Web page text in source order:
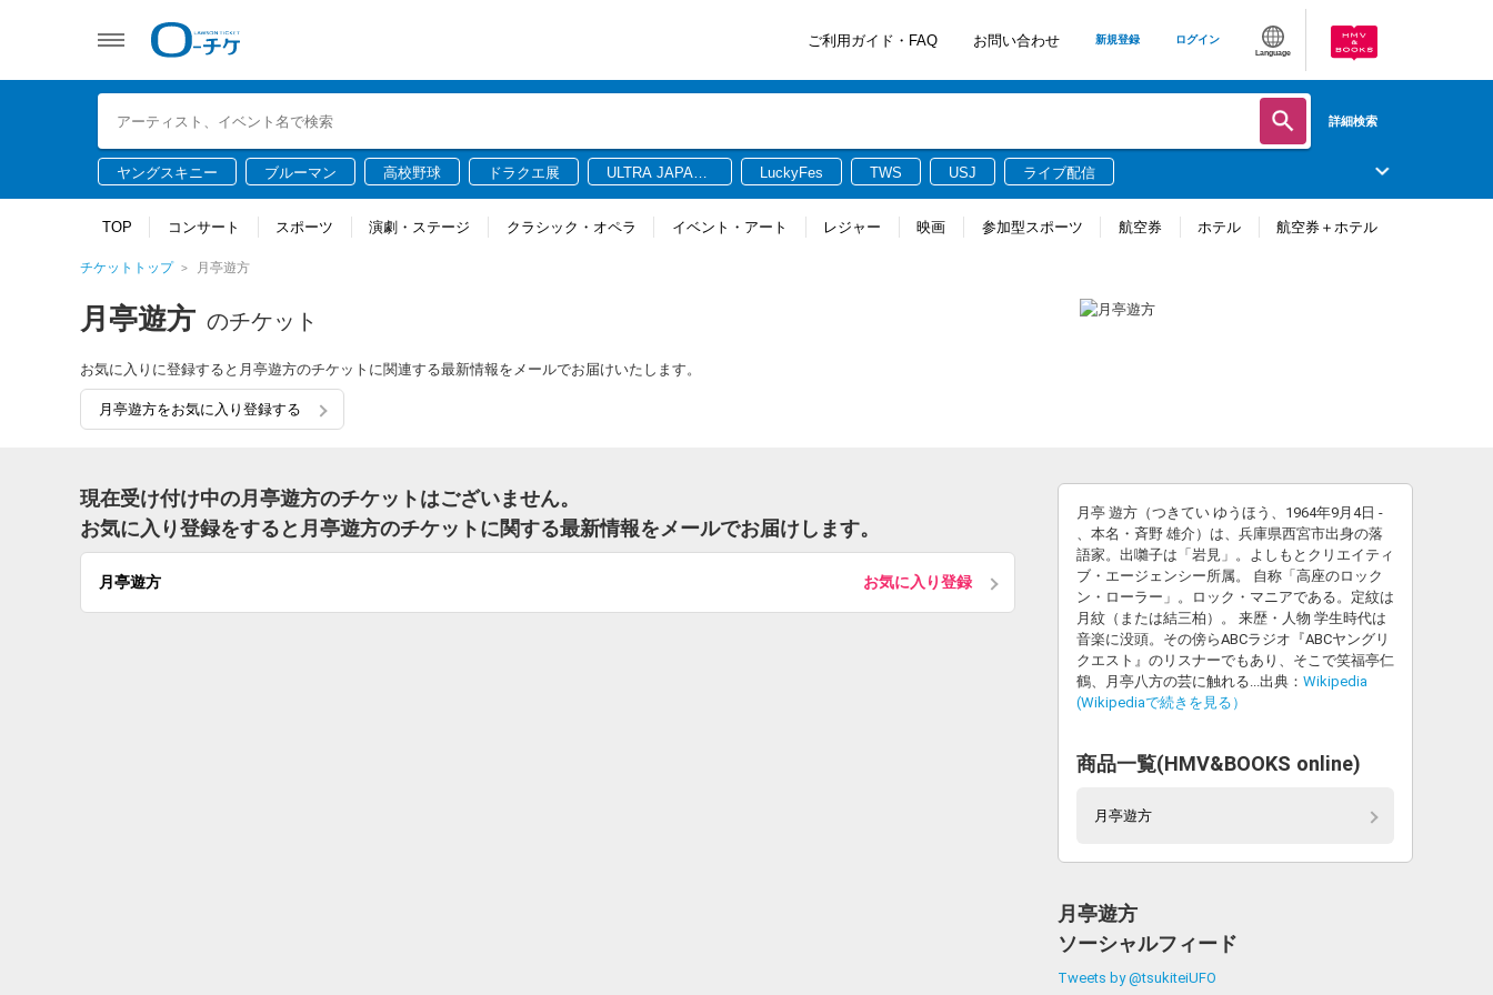
ご利用ガイド・FAQ お問い合わせ 新規登録 ログイン
Language
詳細検索
ヤングスキニー ブルーマン 高校野球 ドラクエ展
ULTRA JAPAN
LuckyFes TWS USJ ライブ配信
TOP コンサート スポーツ 演劇・ステージ クラシック・オペラ イベント・アート レジャー 映画 参加型スポーツ 航空券 ホテル 航空券＋ホテル
チケットトップ 月亭遊方
月亭遊方 のチケット
お気に入りに登録すると月亭遊方のチケットに関連する最新情報をメールでお届けいたします。
月亭遊方をお気に入り登録する
現在受け付け中の月亭遊方のチケットはございません。
お気に入り登録をすると月亭遊方のチケットに関する最新情報をメールでお届けします。
月亭遊方 お気に入り登録
月亭 遊方（つきてい ゆうほう、1964年9月4日 -
、本名・斉野 雄介）は、兵庫県西宮市出身の落
語家。出囃子は「岩見」。よしもとクリエイティ
ブ・エージェンシー所属。 自称「高座のロック
ン・ローラー」。ロック・マニアである。定紋は
月紋（または結三柏）。 来歴・人物 学生時代は
音楽に没頭。その傍らABCラジオ『ABCヤングリ
クエスト』のリスナーでもあり、そこで笑福亭仁
鶴、月亭八方の芸に触れる...出典： Wikipedia
(Wikipediaで続きを見る）
商品一覧(HMV&BOOKS online)
月亭遊方
月亭遊方
ソーシャルフィード
Tweets by @tsukiteiUFO